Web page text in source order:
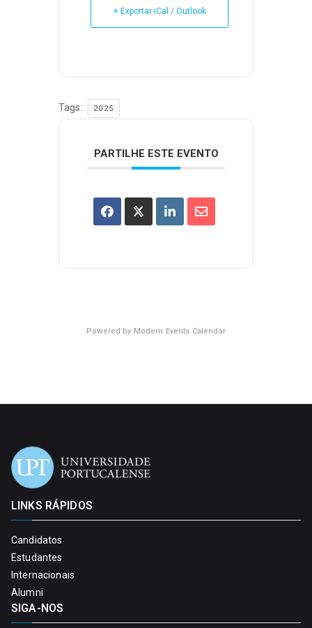
+ Exportar iCal / Outlook
Tags: 2025
PARTILHE ESTE EVENTO
Powered by Modern Events Calendar
LINKS RÁPIDOS
Candidatos
Estudantes
Internacionais
Alumni
SIGA-NOS